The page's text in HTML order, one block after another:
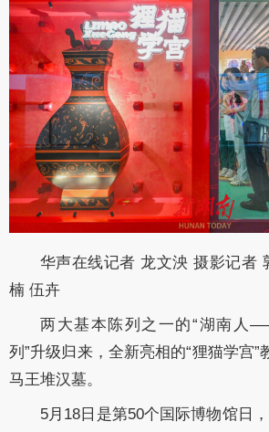
华声在线记者 龙文泱 摄影记者
楠 伍卉
两大基本陈列之一的“湖南人
列”升级归来，全新亮相的“狸猫学宫
马王堆汉墓。
5月18日是第50个国际博物馆日